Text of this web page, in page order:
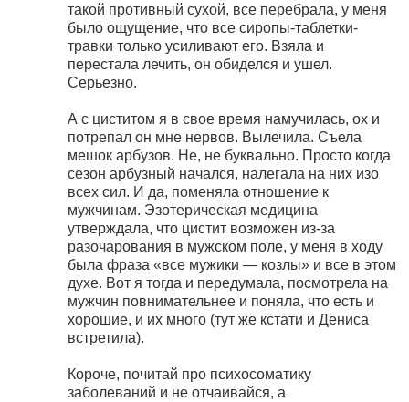
такой противный сухой, все перебрала, у меня
было ощущение, что все сиропы-таблетки-
травки только усиливают его. Взяла и
перестала лечить, он обиделся и ушел.
Серьезно.
А с циститом я в свое время намучилась, ох и
потрепал он мне нервов. Вылечила. Съела
мешок арбузов. Не, не буквально. Просто когда
сезон арбузный начался, налегала на них изо
всех сил. И да, поменяла отношение к
мужчинам. Эзотерическая медицина
утверждала, что цистит возможен из-за
разочарования в мужском поле, у меня в ходу
была фраза «все мужики — козлы» и все в этом
духе. Вот я тогда и передумала, посмотрела на
мужчин повнимательнее и поняла, что есть и
хорошие, и их много (тут же кстати и Дениса
встретила).
Короче, почитай про психосоматику
заболеваний и не отчаивайся, а